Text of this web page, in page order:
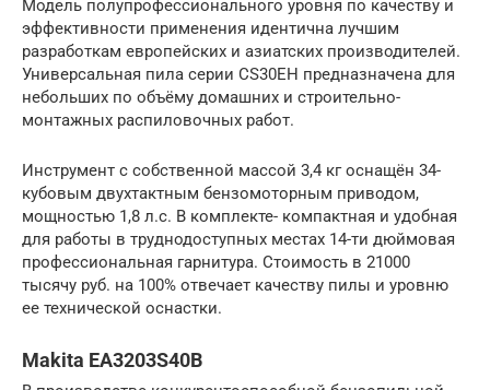
Модель полупрофессионального уровня по качеству и
эффективности применения идентична лучшим
разработкам европейских и азиатских производителей.
Универсальная пила серии CS30EH предназначена для
небольших по объёму домашних и строительно-
монтажных распиловочных работ.
Инструмент с собственной массой 3,4 кг оснащён 34-
кубовым двухтактным бензомоторным приводом,
мощностью 1,8 л.с. В комплекте- компактная и удобная
для работы в труднодоступных местах 14-ти дюймовая
профессиональная гарнитура. Стоимость в 21000
тысячу руб. на 100% отвечает качеству пилы и уровню
ее технической оснастки.
Makita EA3203S40B